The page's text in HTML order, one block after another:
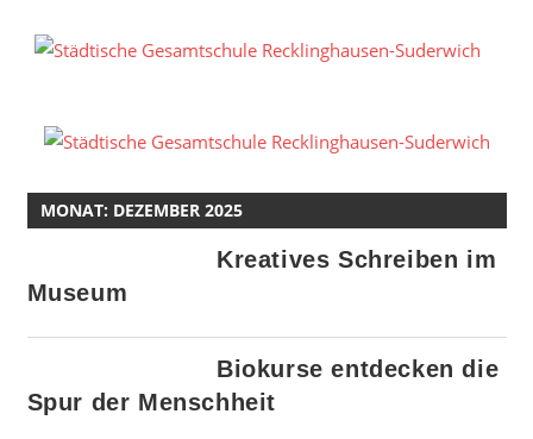
Inhalt
MONAT: DEZEMBER 2025
Kreatives Schreiben im
Museum
Biokurse entdecken die
Spur der Menschheit